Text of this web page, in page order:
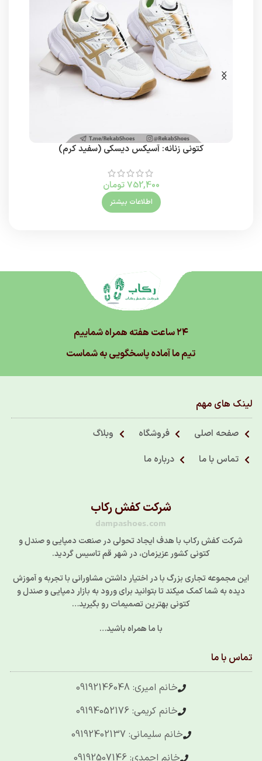
کتونی زنانه: آسیکس دیسکی (سفید کرم)
752,400تومان
اطلاعات بیشتر
۲۴ ساعت هفته همراه شماییم
تیم ما آماده پاسخگویی به شماست
لینک های مهم
صفحه اصلی فروشگاه
وبلاگ
تماس با ما
درباره ما
شرکت کفش رکاب
dampashoes.com
شرکت کفش رکاب با هدف ایجاد تحولی در صنعت دمپایی و صندل و
کتونی کشور عزیزمان، در شهر قم تاسیس گردید.
این مجموعه تجاری بزرگ با در اختیار داشتن مشاورانی با تجربه و آموزش
دیده به شما کمک میکند تا بتوانید برای ورود به بازار دمپایی و صندل و
کتونی بهترین تصمیمات رو بگیرید…
با ما همراه باشید…
تماس با ما
خانم امیری: 09192146048
خانم کریمی: 09194052176
خانم سلیمانی: 09192402137